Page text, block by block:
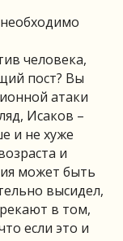
человека,
пост? Вы
атаки
Исаков –
и не хуже
и
может быть
высидел,
в том,
если это и